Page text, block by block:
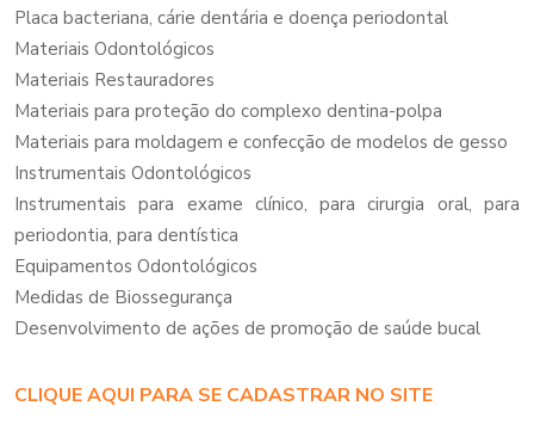
Placa bacteriana, cárie dentária e doença periodontal
Materiais Odontológicos
Materiais Restauradores
Materiais para proteção do complexo dentina-polpa
Materiais para moldagem e confecção de modelos de gesso
Instrumentais Odontológicos
Instrumentais para exame clínico, para cirurgia oral, para
periodontia, para dentística
Equipamentos Odontológicos
Medidas de Biossegurança
Desenvolvimento de ações de promoção de saúde bucal
CLIQUE AQUI PARA SE CADASTRAR NO SITE